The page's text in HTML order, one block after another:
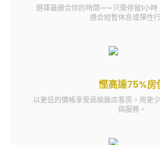
選擇最適合你的時間——只需停留1小時
適合短暫休息或彈性
慳高達75%房
以更低的價格享受高級飯店客房。用更
與服務。